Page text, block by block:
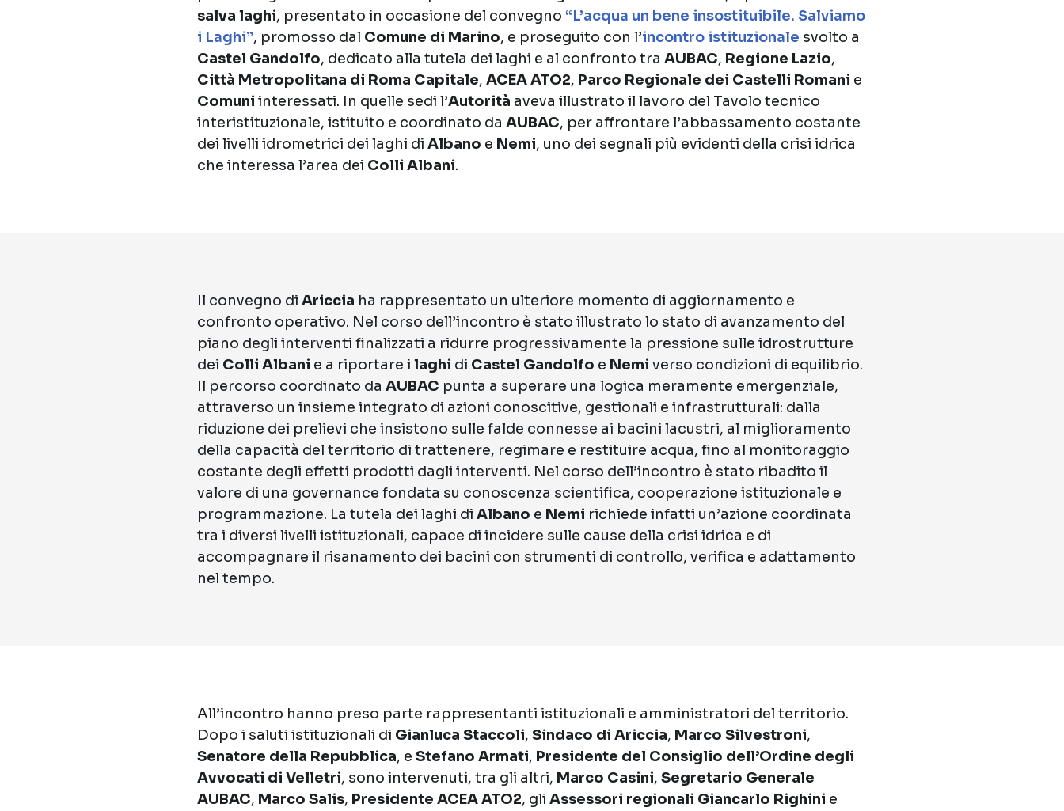
salva laghi, presentato in occasione del convegno “L’acqua un bene insostituibile. Salviamo
i Laghi”, promosso dal Comune di Marino, e proseguito con l’incontro istituzionale svolto a
Castel Gandolfo, dedicato alla tutela dei laghi e al confronto tra AUBAC, Regione Lazio,
Città Metropolitana di Roma Capitale, ACEA ATO2, Parco Regionale dei Castelli Romani e
Comuni interessati. In quelle sedi l’Autorità aveva illustrato il lavoro del Tavolo tecnico
interistituzionale, istituito e coordinato da AUBAC, per affrontare l’abbassamento costante
dei livelli idrometrici dei laghi di Albano e Nemi, uno dei segnali più evidenti della crisi idrica
che interessa l’area dei Colli Albani.
Il convegno di Ariccia ha rappresentato un ulteriore momento di aggiornamento e
confronto operativo. Nel corso dell’incontro è stato illustrato lo stato di avanzamento del
piano degli interventi finalizzati a ridurre progressivamente la pressione sulle idrostrutture
dei Colli Albani e a riportare i laghi di Castel Gandolfo e Nemi verso condizioni di equilibrio.
Il percorso coordinato da AUBAC punta a superare una logica meramente emergenziale,
attraverso un insieme integrato di azioni conoscitive, gestionali e infrastrutturali: dalla
riduzione dei prelievi che insistono sulle falde connesse ai bacini lacustri, al miglioramento
della capacità del territorio di trattenere, regimare e restituire acqua, fino al monitoraggio
costante degli effetti prodotti dagli interventi. Nel corso dell’incontro è stato ribadito il
valore di una governance fondata su conoscenza scientifica, cooperazione istituzionale e
programmazione. La tutela dei laghi di Albano e Nemi richiede infatti un’azione coordinata
tra i diversi livelli istituzionali, capace di incidere sulle cause della crisi idrica e di
accompagnare il risanamento dei bacini con strumenti di controllo, verifica e adattamento
nel tempo.
All’incontro hanno preso parte rappresentanti istituzionali e amministratori del territorio.
Dopo i saluti istituzionali di Gianluca Staccoli, Sindaco di Ariccia, Marco Silvestroni,
Senatore della Repubblica, e Stefano Armati, Presidente del Consiglio dell’Ordine degli
Avvocati di Velletri, sono intervenuti, tra gli altri, Marco Casini, Segretario Generale
AUBAC, Marco Salis, Presidente ACEA ATO2, gli Assessori regionali Giancarlo Righini e